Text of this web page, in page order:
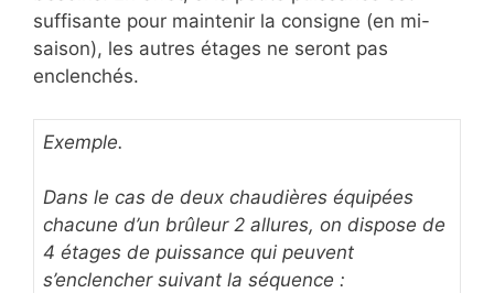
suffisante pour maintenir la consigne (en mi-
saison), les autres étages ne seront pas
enclenchés.
Exemple.
Dans le cas de deux chaudières équipées
chacune d’un brûleur 2 allures, on dispose de
4 étages de puissance qui peuvent
s’enclencher suivant la séquence :